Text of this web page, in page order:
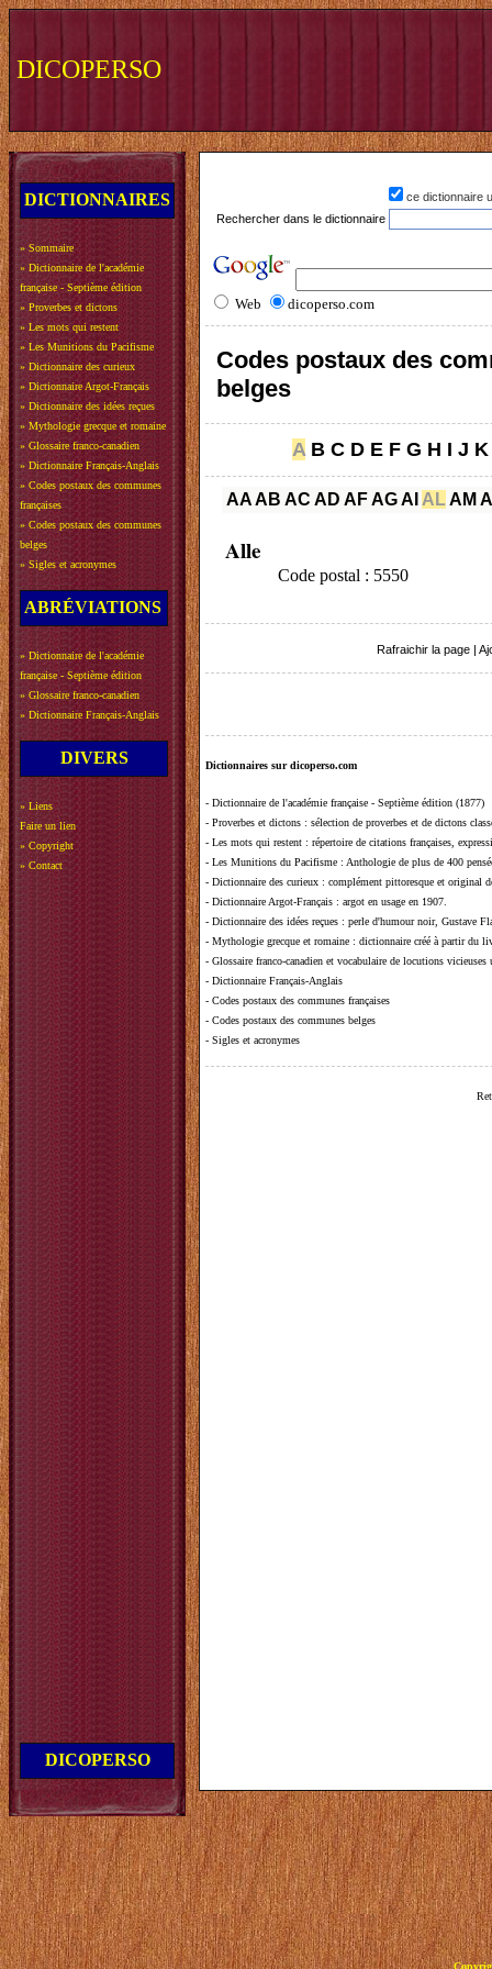
DICOPERSO
DICTIONNAIRES
» Sommaire
» Dictionnaire de l'académie
française - Septième édition
» Proverbes et dictons
» Les mots qui restent
» Les Munitions du Pacifisme
» Dictionnaire des curieux
» Dictionnaire Argot-Français
» Dictionnaire des idées reçues
» Mythologie grecque et romaine
» Glossaire franco-canadien
» Dictionnaire Français-Anglais
» Codes postaux des communes
françaises
» Codes postaux des communes
belges
» Sigles et acronymes
ABRÉVIATIONS
» Dictionnaire de l'académie
française - Septième édition
» Glossaire franco-canadien
» Dictionnaire Français-Anglais
DIVERS
» Liens
Faire un lien
» Copyright
» Contact
DICOPERSO
ce dictionnaire
Rechercher dans le dictionnaire
Web dicoperso.com
Codes postaux des
belges
A B C D E F G H I J K
AAAB AC AD AFAGAI AL AM
Alle
Code postal : 5550
Rafraichir la page
Dictionnaires sur dicoperso.com
- Dictionnaire de l'académie française - Septième édition (1877)
- Proverbes et dictons : sélection de proverbes et de dictons
- Les mots qui restent : répertoire de citations françaises,
- Les Munitions du Pacifisme : Anthologie de plus de 400
- Dictionnaire des curieux : complément pittoresque et original
- Dictionnaire Argot-Français : argot en usage en 1907.
- Dictionnaire des idées reçues : perle d'humour noir, Gustave
- Mythologie grecque et romaine : dictionnaire créé à partir du
- Glossaire franco-canadien et vocabulaire de locutions vicieuses
- Dictionnaire Français-Anglais
- Codes postaux des communes françaises
- Codes postaux des communes belges
- Sigles et acronymes